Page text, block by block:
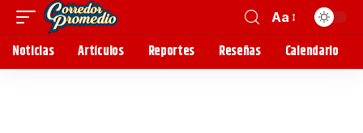
Aa
Noticias Artículos Reportes Reseñas Calendario